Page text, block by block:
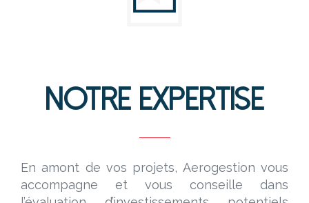
Notre Expertise
En amont de vos projets, Aerogestion vous
accompagne et vous conseille dans